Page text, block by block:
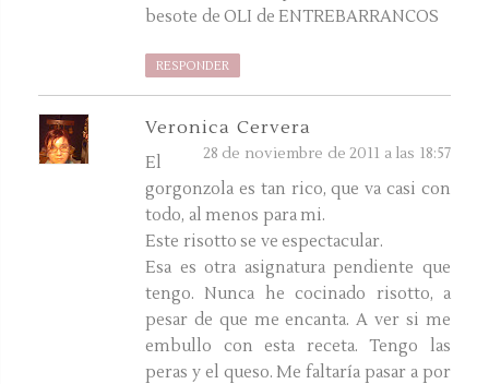
besote de OLI de ENTREBARRANCOS
RESPONDER
Veronica Cervera
28 de noviembre de 2011 a las 18:57
El
gorgonzola es tan rico, que va casi con
todo, al menos para mi.
Este risotto se ve espectacular.
Esa es otra asignatura pendiente que
tengo. Nunca he cocinado risotto, a
pesar de que me encanta. A ver si me
embullo con esta receta. Tengo las
peras y el queso. Me faltaría pasar a por